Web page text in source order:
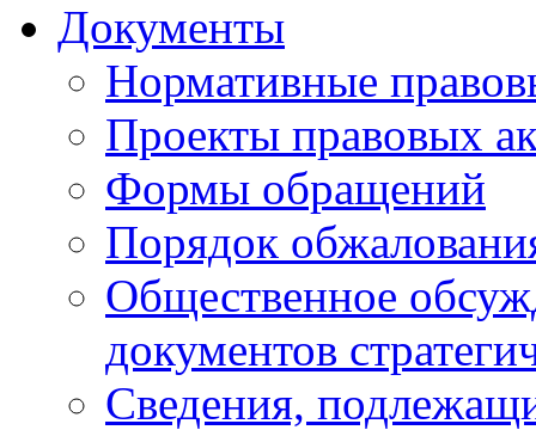
Документы
Нормативные
Проекты правовых
Формы обращений
Порядок
Общественное
документов
Сведения,